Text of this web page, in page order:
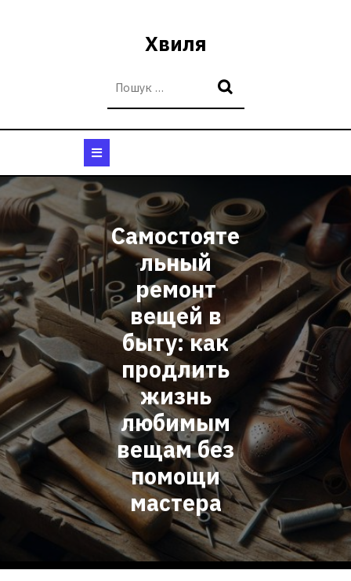
Хвиля
Відкрити
Самостояте
льный
ремонт
вещей в
быту: как
продлить
жизнь
любимым
вещам без
помощи
мастера